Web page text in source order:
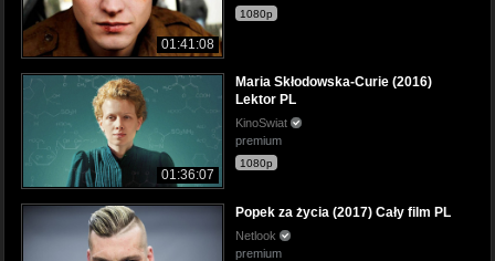
01:41:08
1080p
01:36:07
Maria Skłodowska-Curie (2016)
Lektor PL
KinoSwiat
premium
1080p
Popek za życia (2017) Cały film PL
Netlook
premium